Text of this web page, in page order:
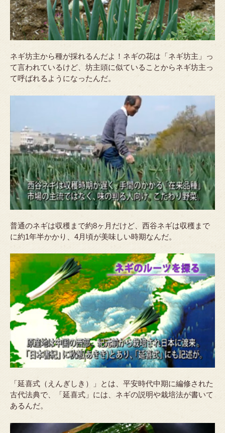
ネギ坊主から種が採れるんだよ！ネギの花は「ネギ坊主」っ
て言われているけど、坊主頭に似ていることからネギ坊主っ
て呼ばれるようになったんだ。
普通のネギは収穫まで約8ヶ月だけど、西谷ネギは収穫まで
に約1年半かかり、4月頃が美味しい時期なんだ。
「延喜式（えんぎしき）」とは、平安時代中期に編修された
古代法典で、「延喜式」には、ネギの説明や栽培法が書いて
あるんだ。